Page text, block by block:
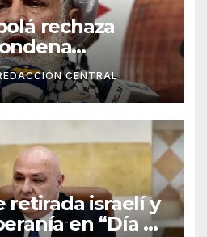
rechaza
CENTRAL
retirada israelí y
en “Día de